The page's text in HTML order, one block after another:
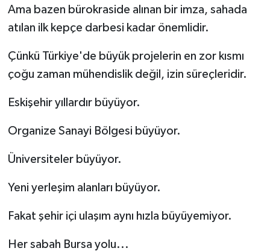
Ama bazen bürokraside alınan bir imza, sahada
atılan ilk kepçe darbesi kadar önemlidir.
Çünkü Türkiye'de büyük projelerin en zor kısmı
çoğu zaman mühendislik değil, izin süreçleridir.
Eskişehir yıllardır büyüyor.
Organize Sanayi Bölgesi büyüyor.
Üniversiteler büyüyor.
Yeni yerleşim alanları büyüyor.
Fakat şehir içi ulaşım aynı hızla büyüyemiyor.
Her sabah Bursa yolu...